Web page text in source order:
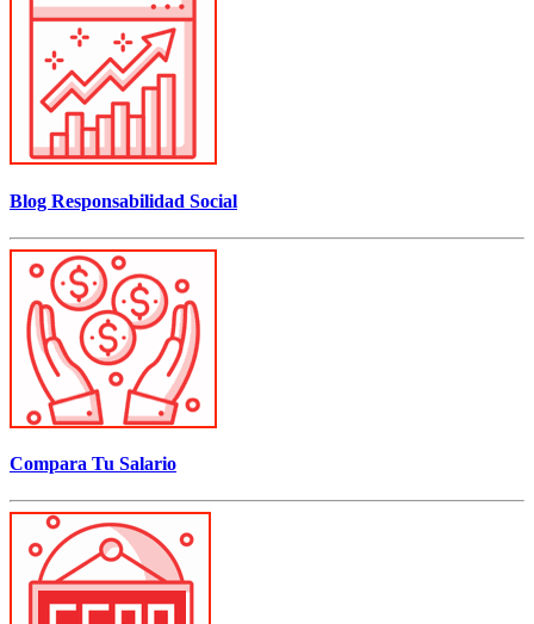
Blog Responsabilidad Social
Compara Tu Salario